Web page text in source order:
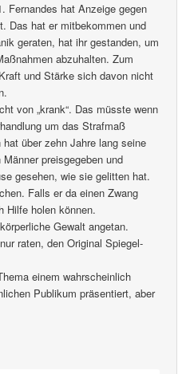
Fernandes hat Anzeige gegen
Das hat er mitbekommen und
geraten, hat ihr gestanden, um
abzuhalten. Zum
und Stärke sich davon nicht
von „krank“. Das müsste wenn
um das Strafmaß
über zehn Jahre lang seine
preisgegeben und
gesehen, wie sie gelitten hat.
Falls er da einen Zwang
Hilfe holen können.
Gewalt angetan.
raten, den Original Spiegel-
einem wahrscheinlich
Publikum präsentiert, aber